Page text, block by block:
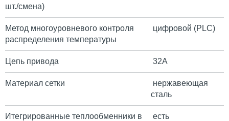
шт./смена)
Метод многоуровневого контроля
распределения температуры
цифровой (PLC)
Цепь привода 32А
Материал сетки
нержавеющая
сталь
Итегрированные теплообменники в
есть